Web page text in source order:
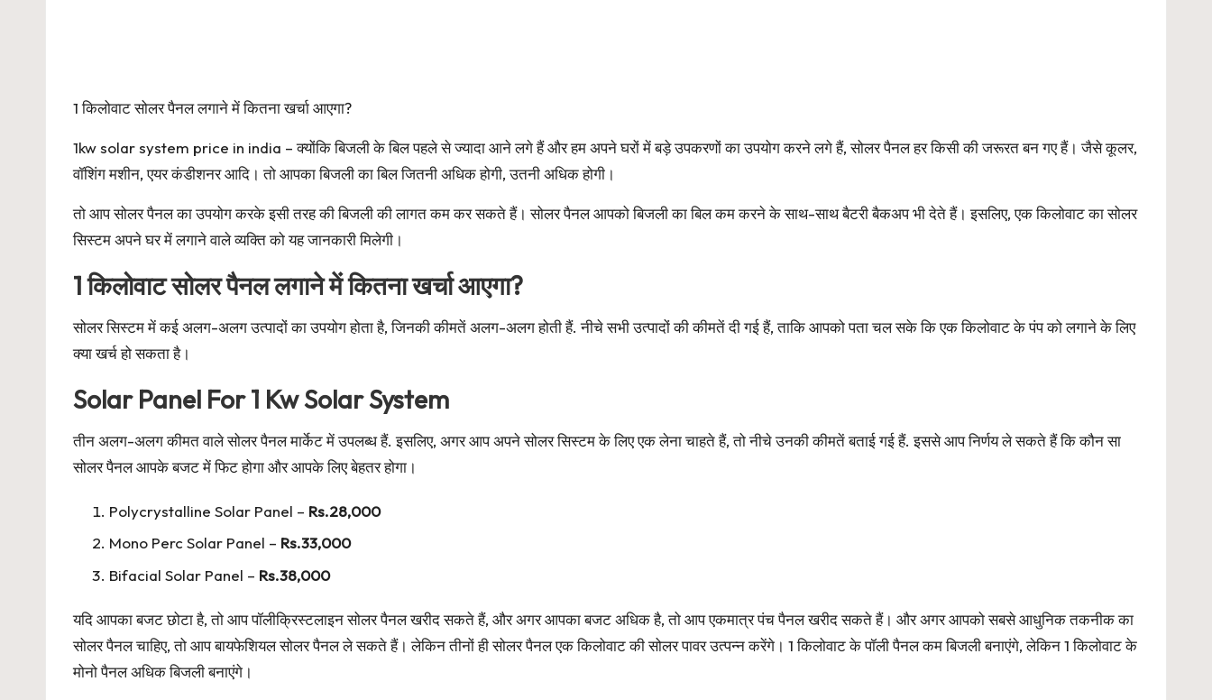
1 किलोवाट सोलर पैनल लगाने में कितना खर्चा आएगा?
1kw solar system price in india – क्योंकि बिजली के बिल पहले से ज्यादा आने लगे हैं और हम अपने घरों में बड़े उपकरणों का उपयोग करने लगे हैं, सोलर पैनल हर किसी की जरूरत बन गए हैं। जैसे कूलर,
वॉशिंग मशीन, एयर कंडीशनर आदि। तो आपका बिजली का बिल जितनी अधिक होगी, उतनी अधिक होगी।
तो आप सोलर पैनल का उपयोग करके इसी तरह की बिजली की लागत कम कर सकते हैं। सोलर पैनल आपको बिजली का बिल कम करने के साथ-साथ बैटरी बैकअप भी देते हैं। इसलिए, एक किलोवाट का सोलर
सिस्टम अपने घर में लगाने वाले व्यक्ति को यह जानकारी मिलेगी।
1 किलोवाट सोलर पैनल लगाने में कितना खर्चा आएगा?
सोलर सिस्टम में कई अलग-अलग उत्पादों का उपयोग होता है, जिनकी कीमतें अलग-अलग होती हैं. नीचे सभी उत्पादों की कीमतें दी गई हैं, ताकि आपको पता चल सके कि एक किलोवाट के पंप को लगाने के लिए
क्या खर्च हो सकता है।
Solar Panel For 1 Kw Solar System
तीन अलग-अलग कीमत वाले सोलर पैनल मार्केट में उपलब्ध हैं. इसलिए, अगर आप अपने सोलर सिस्टम के लिए एक लेना चाहते हैं, तो नीचे उनकी कीमतें बताई गई हैं. इससे आप निर्णय ले सकते हैं कि कौन सा
सोलर पैनल आपके बजट में फिट होगा और आपके लिए बेहतर होगा।
Polycrystalline Solar Panel – Rs.28,000
Mono Perc Solar Panel – Rs.33,000
Bifacial Solar Panel – Rs.38,000
यदि आपका बजट छोटा है, तो आप पॉलीक्रिस्टलाइन सोलर पैनल खरीद सकते हैं, और अगर आपका बजट अधिक है, तो आप एकमात्र पंच पैनल खरीद सकते हैं। और अगर आपको सबसे आधुनिक तकनीक का
सोलर पैनल चाहिए, तो आप बायफेशियल सोलर पैनल ले सकते हैं। लेकिन तीनों ही सोलर पैनल एक किलोवाट की सोलर पावर उत्पन्न करेंगे। 1 किलोवाट के पॉली पैनल कम बिजली बनाएंगे, लेकिन 1 किलोवाट के
मोनो पैनल अधिक बिजली बनाएंगे।